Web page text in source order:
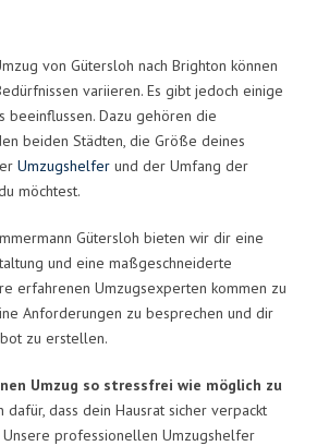
von Gütersloh nach Brighton können
variieren. Es gibt jedoch einige
beeinflussen. Dazu gehören die
beiden Städten, die Größe deines
Umzugshelfer und der Umfang der
möchtest.
Gütersloh bieten wir dir eine
und eine maßgeschneiderte
erfahrenen Umzugsexperten kommen zu
Anforderungen zu besprechen und dir
zu erstellen.
Umzug so stressfrei wie möglich zu
dafür, dass dein Hausrat sicher verpackt
professionellen Umzugshelfer